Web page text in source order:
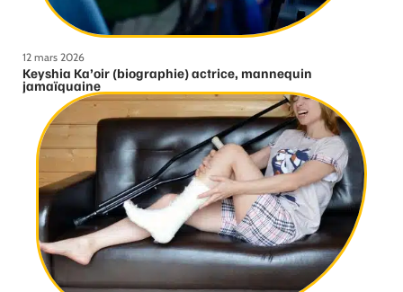
12 mars 2026
Keyshia Ka’oir (biographie) actrice, mannequin
jamaïquaine